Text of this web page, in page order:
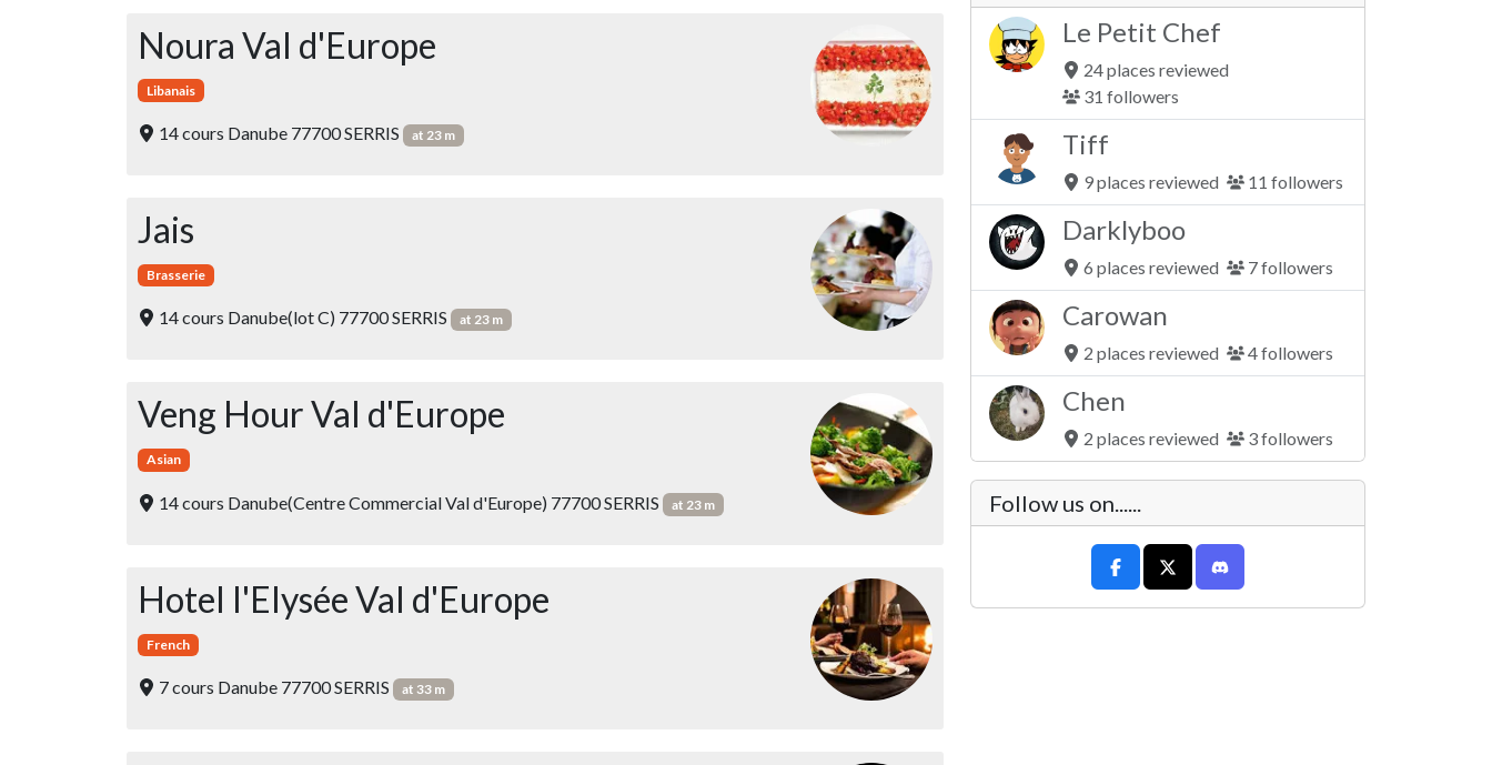
Le Petit Chef
24 places reviewed
31 followers
Tiff
9 places reviewed 11 followers
Darklyboo
6 places reviewed 7 followers
Carowan
2 places reviewed 4 followers
Chen
2 places reviewed 3 followers
Follow us on......
Noura Val d'Europe
Libanais
14 cours Danube 77700 SERRIS at 23 m
Jais
Brasserie
14 cours Danube(lot C) 77700 SERRIS at 23 m
Veng Hour Val d'Europe
Asian
14 cours Danube(Centre Commercial Val d'Europe) 77700 SERRIS at 23 m
Hotel l'Elysée Val d'Europe
French
7 cours Danube 77700 SERRIS at 33 m